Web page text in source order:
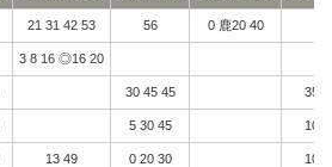
21 31 42 53 56 0 鹿20 40
3 8 16 ◎16 20
30 45 45 35
5 30 45 10
13 49 0 20 30 10